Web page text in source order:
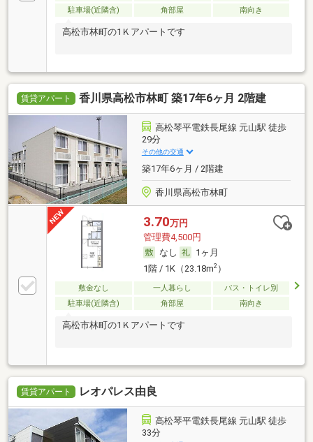
駐車場(近隣含)
角部屋 南向き
高松市林町の1Ｋアパートです
賃貸アパート 香川県高松市林町 築17年6ヶ月 2階建
高松琴平電鉄長尾線 元山駅 徒歩
29分
その他の交通
築17年6ヶ月 / 2階建
香川県高松市林町
3.70万円
管理費4,500円
なし
1ヶ月
1階 / 1K（23.18m2）
敷金なし 一人暮らし
バス・トイレ別
駐車場(近隣含)
角部屋 南向き
高松市林町の1Ｋアパートです
賃貸アパート レオパレス由良
高松琴平電鉄長尾線 元山駅 徒歩
33分